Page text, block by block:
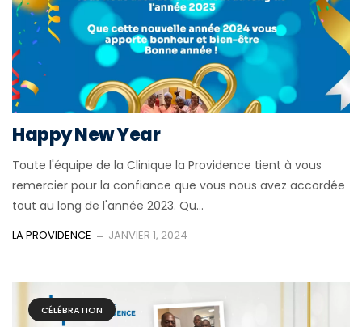
Happy New Year
Toute l'équipe de la Clinique la Providence tient à vous
remercier pour la confiance que vous nous avez accordée
tout au long de l'année 2023. Qu...
LA PROVIDENCE JANVIER 1, 2024
CÉLÉBRATION